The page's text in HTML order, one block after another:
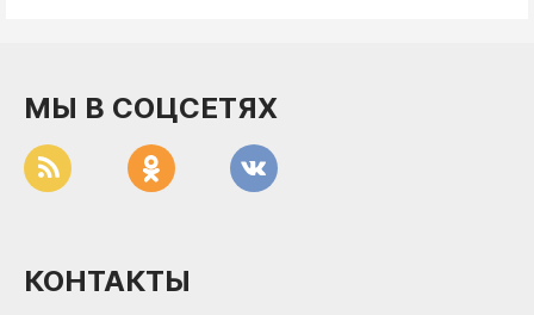
МЫ В СОЦСЕТЯХ
КОНТАКТЫ